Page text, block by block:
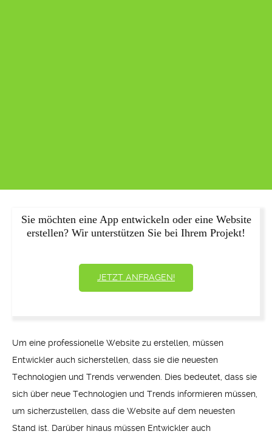
Sie möchten eine App entwickeln oder eine Website
erstellen? Wir unterstützen Sie bei Ihrem Projekt!
JETZT ANFRAGEN!
Um eine professionelle Website zu erstellen, müssen
Entwickler auch sicherstellen, dass sie die neuesten
Technologien und Trends verwenden. Dies bedeutet, dass sie
sich über neue Technologien und Trends informieren müssen,
um sicherzustellen, dass die Website auf dem neuesten
Stand ist. Darüber hinaus müssen Entwickler auch